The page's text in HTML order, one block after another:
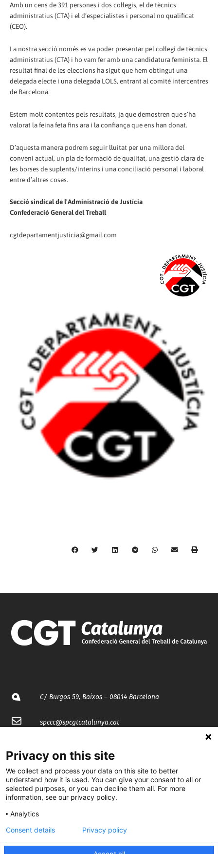
Amb un cens de 391 persones i dos col·legis, el de tècnics
administratius (CTA) i el d’especialistes i personal no qualificat
(CEO).
La nostra secció només es va poder presentar pel col·legi de tècnics
administratius (CTA) i ho vam fer amb una candidatura feminista. El
resultat final de les eleccions ha sigut que hem obtingut una
delegada electe i una delegada LOLS, entrant al comitè intercentres
de Barcelona.
Estem molt contentes pels resultats, ja que demostren que s’ha
valorat la feina feta fins ara i la confiança que ens han donat.
D’aquesta manera podrem seguir lluitat per una millora del
conveni actual, un pla de formació de qualitat, una gestió clara de
les borses de suplents/interins i una conciliació personal i laboral
entre d’altres coses.
Secció sindical de l'Administració de Justícia
Confederació General del Treball
cgtdepartamentjusticia@gmail.com
C/ Burgos 59, Baixos – 08014 Barcelona
spccc@spcgtcatalunya.cat
@CGTCatalunya
cgtcatalunya
CGTCatalunya
cgtcatalunya
Privacy on this site
We collect and process your data on this site to better
understand how it is used. You can give your consent to all or
selected purposes, or you can decline them all. For more
information, see our privacy policy.
Analytics
Consent details Privacy policy